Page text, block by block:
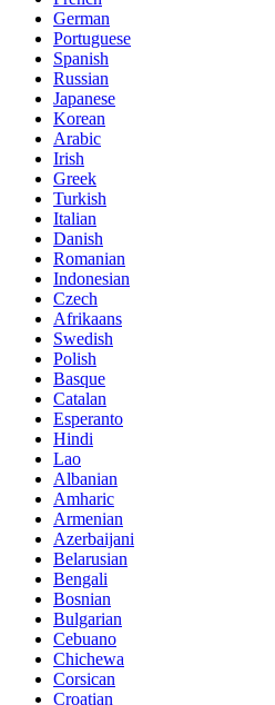
German
Portuguese
Spanish
Russian
Japanese
Korean
Arabic
Irish
Greek
Turkish
Italian
Danish
Romanian
Indonesian
Czech
Afrikaans
Swedish
Polish
Basque
Catalan
Esperanto
Hindi
Lao
Albanian
Amharic
Armenian
Azerbaijani
Belarusian
Bengali
Bosnian
Bulgarian
Cebuano
Chichewa
Corsican
Croatian